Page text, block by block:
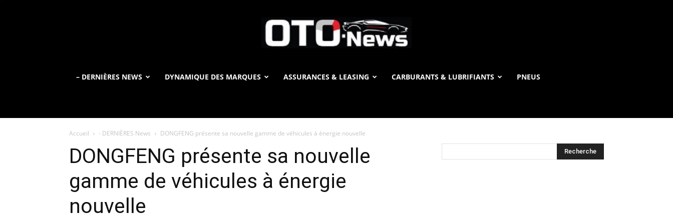
OTO
News
– DERNIÈRES NEWS DYNAMIQUE DES MARQUES ASSURANCES & LEASING CARBURANTS & LUBRIFIANTS PNEUS
Accueil - DERNIÈRES News DONGFENG présente sa nouvelle gamme de véhicules à énergie nouvelle
DONGFENG présente sa nouvelle
gamme de véhicules à énergie
nouvelle